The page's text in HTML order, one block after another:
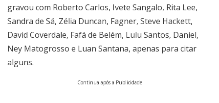
gravou com Roberto Carlos, Ivete Sangalo, Rita Lee,
Sandra de Sá, Zélia Duncan, Fagner, Steve Hackett,
David Coverdale, Fafá de Belém, Lulu Santos, Daniel,
Ney Matogrosso e Luan Santana, apenas para citar
alguns.
Continua após a Publicidade